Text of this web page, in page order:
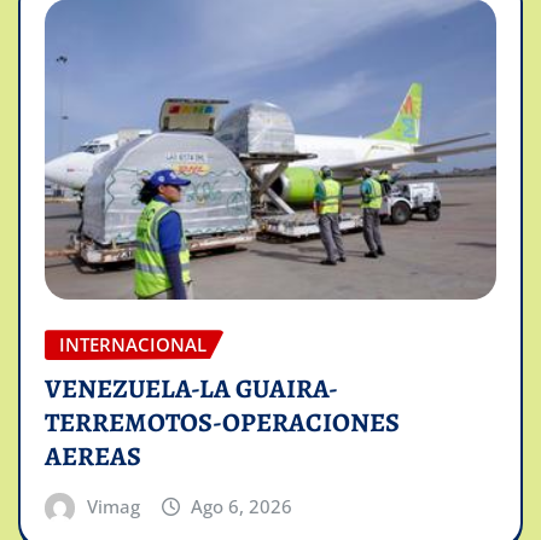
INTERNACIONAL
VENEZUELA-LA GUAIRA-
TERREMOTOS-OPERACIONES
AEREAS
Vimag Ago 6, 2026